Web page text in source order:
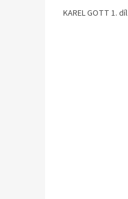
KAREL GOTT 1. díl